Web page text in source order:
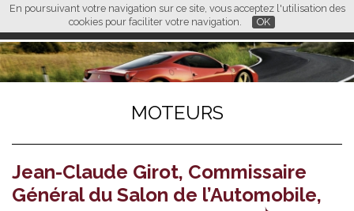
En poursuivant votre navigation sur ce site, vous acceptez l'utilisation des
cookies pour faciliter votre navigation.
OK
FR EN CN
L M
MOTEURS
Jean-Claude Girot, Commissaire
Général du Salon de l’Automobile,